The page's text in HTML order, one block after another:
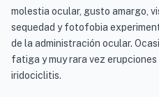
molestia ocular, gusto amargo,
sequedad y fotofobia
de la administración ocular.
fatiga y muy rara vez
iridociclitis.